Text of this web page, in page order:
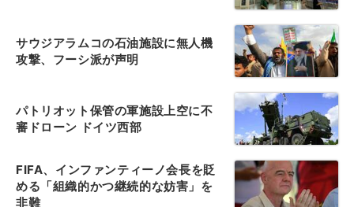
サウジアラムコの石油施設に無人機
攻撃、フーシ派が声明
パトリオット保管の軍施設上空に不
審ドローン ドイツ西部
FIFA、インファンティーノ会長を貶
める「組織的かつ継続的な妨害」を
非難